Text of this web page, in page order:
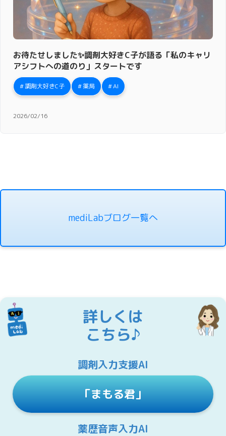
お待たせしました✨調剤大好きC子が語る「私のキャリ
アシフトへの道のり」スタートです
調剤大好きC子 薬局 AI
2026/02/16
mediLabブログ一覧へ
詳しくは
こちら♪
調剤入力支援AI
「まもる君」
薬歴音声入力AI